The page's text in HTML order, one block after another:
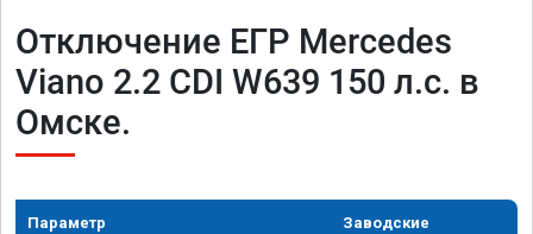
Отключение ЕГР Mercedes
Viano 2.2 CDI W639 150 л.с. в
Омске.
Параметр Заводские